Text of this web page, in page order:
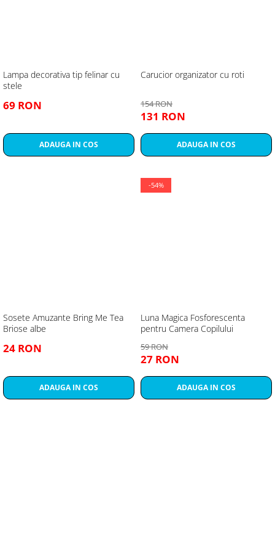
Lampa decorativa tip felinar cu
stele
69 RON
ADAUGA IN COS
Carucior organizator cu roti
154 RON
131 RON
ADAUGA IN COS
Sosete Amuzante Bring Me Tea
Briose albe
24 RON
ADAUGA IN COS
-54%
Luna Magica Fosforescenta
pentru Camera Copilului
59 RON
27 RON
ADAUGA IN COS